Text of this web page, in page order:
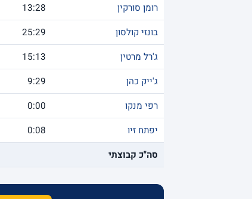
רומן סורקין
13:28
בונזי קולסון
25:29
ג'רל מרטין
15:13
ג'ייק כהן
9:29
רפי מנקו
0:00
יפתח זיו
0:08
סה"כ קבוצתי